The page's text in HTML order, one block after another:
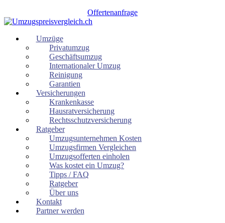
Offertenanfrage
Umzüge
Privatumzug
Geschäftsumzug
Internationaler Umzug
Reinigung
Garantien
Versicherungen
Krankenkasse
Hausratversicherung
Rechtsschutzversicherung
Ratgeber
Umzugsunternehmen Kosten
Umzugsfirmen Vergleichen
Umzugsofferten einholen
Was kostet ein Umzug?
Tipps / FAQ
Ratgeber
Über uns
Kontakt
Partner werden